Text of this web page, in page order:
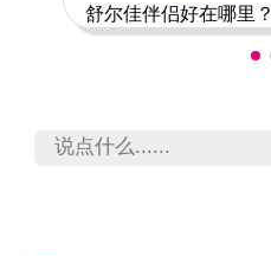
舒尔佳伴侣好在哪里？